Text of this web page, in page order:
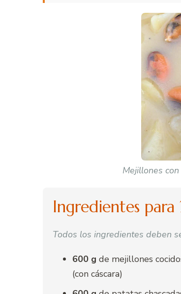
Mejillones
Ingredientes para
Todos los ingredientes deben
600 g de mejillones
(con cáscara)